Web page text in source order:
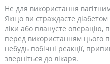
Не для використання
Якщо ви страждаєте діабетом
ліки або плануєте операцію,
перед використанням цього
небудь побічні реакції,
зверніться до лікаря.